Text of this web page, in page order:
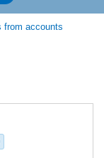
from accounts